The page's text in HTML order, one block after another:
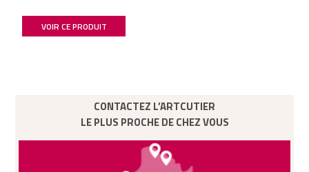
VOIR CE PRODUIT
CONTACTEZ L’ARTCUTIER
LE PLUS PROCHE DE CHEZ VOUS